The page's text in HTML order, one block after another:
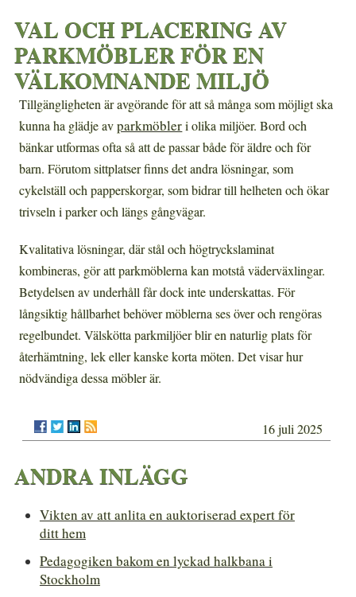
VAL OCH PLACERING AV
PARKMÖBLER FÖR EN
VÄLKOMNANDE MILJÖ
Tillgängligheten är avgörande för att så många som möjligt ska
kunna ha glädje avparkmöbleri olika miljöer. Bord och
bänkar utformas ofta så att de passar både för äldre och för
barn. Förutom sittplatser finns det andra lösningar, som
cykelställ och papperskorgar, som bidrar till helheten och ökar
trivseln i parker och längs gångvägar.
Kvalitativa lösningar, där stål och högtryckslaminat
kombineras, gör att parkmöblerna kan motstå väderväxlingar.
Betydelsen av underhåll får dock inte underskattas. För
långsiktig hållbarhet behöver möblerna ses över och rengöras
regelbundet. Välskötta parkmiljöer blir en naturlig plats för
återhämtning, lek eller kanske korta möten. Det visar hur
nödvändiga dessa möbler är.
16 juli 2025
ANDRA INLÄGG
Vikten av att anlita en auktoriserad expert för
ditt hem
Pedagogiken bakom en lyckad halkbana i
Stockholm